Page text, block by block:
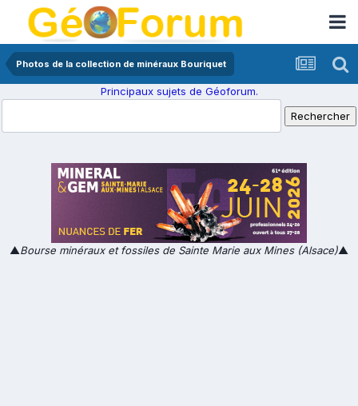
Photos de la collection de minéraux Bouriquet
Principaux sujets de Géoforum.
▲Bourse minéraux et fossiles de Sainte Marie aux Mines (Alsace)▲